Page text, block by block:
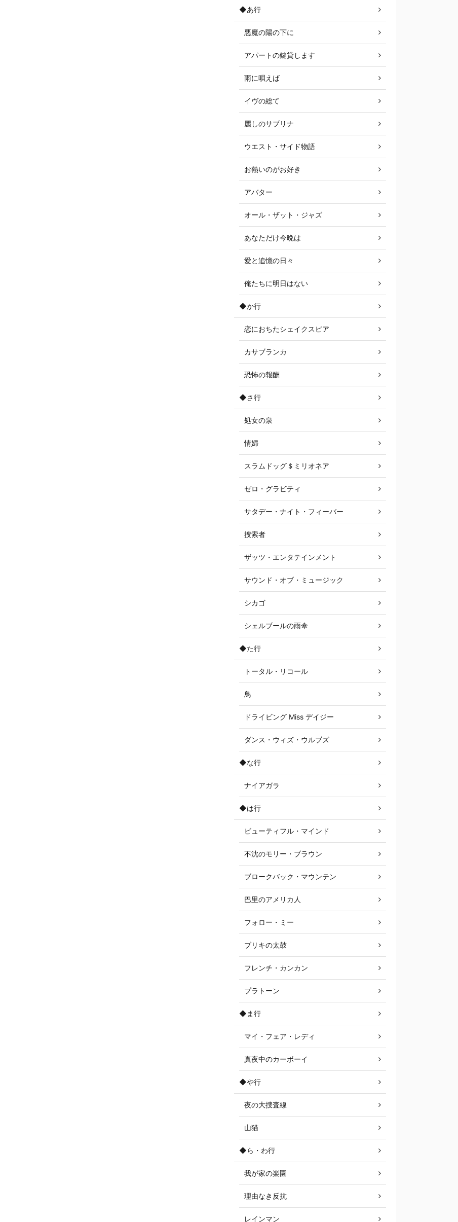
◆あ行
悪魔の陽の下に
アパートの鍵貸します
雨に唄えば
イヴの総て
麗しのサブリナ
ウエスト・サイド物語
お熱いのがお好き
アバター
オール・ザット・ジャズ
あなただけ今晩は
愛と追憶の日々
俺たちに明日はない
◆か行
恋におちたシェイクスピア
カサブランカ
恐怖の報酬
◆さ行
処女の泉
情婦
スラムドッグ＄ミリオネア
ゼロ・グラビティ
サタデー・ナイト・フィーバー
捜索者
ザッツ・エンタテインメント
サウンド・オブ・ミュージック
シカゴ
シェルブールの雨傘
◆た行
トータル・リコール
鳥
ドライビング Miss デイジー
ダンス・ウィズ・ウルブズ
◆な行
ナイアガラ
◆は行
ビューティフル・マインド
不沈のモリー・ブラウン
ブロークバック・マウンテン
巴里のアメリカ人
フォロー・ミー
ブリキの太鼓
フレンチ・カンカン
プラトーン
◆ま行
マイ・フェア・レディ
真夜中のカーボーイ
◆や行
夜の大捜査線
山猫
◆ら・わ行
我が家の楽園
理由なき反抗
レインマン